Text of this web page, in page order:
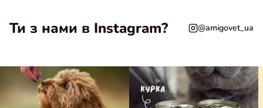
Ти з нами в Instagram? @amigovet_ua